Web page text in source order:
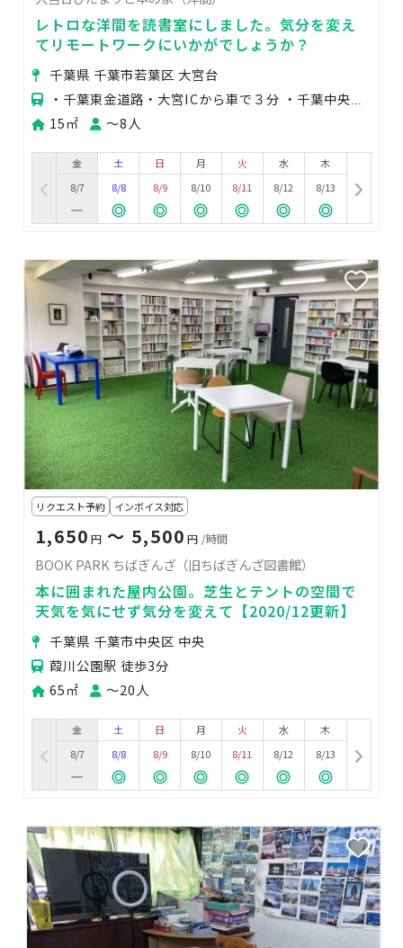
レトロな洋間を読書室にしました。気分を変え
てリモートワークにいかがでしょうか？
千葉県 千葉市若葉区 大宮台
15㎡ 〜8人
金
8/7
土
8/8
日
8/9
月
8/10
火
8/11
水
8/12
木
8/13
リクエスト予約 インボイス対応
1,650 円 〜 5,500 円 /時間
BOOK PARK ちばぎんざ（旧ちばぎんざ図書館）
本に囲まれた屋内公園。芝生とテントの空間で
天気を気にせず気分を変えて【2020/12更新】
千葉県 千葉市中央区 中央
葭川公園駅 徒歩3分
65㎡
〜20人
金
8/7
土
8/8
日
8/9
月
8/10
火
8/11
水
8/12
木
8/13